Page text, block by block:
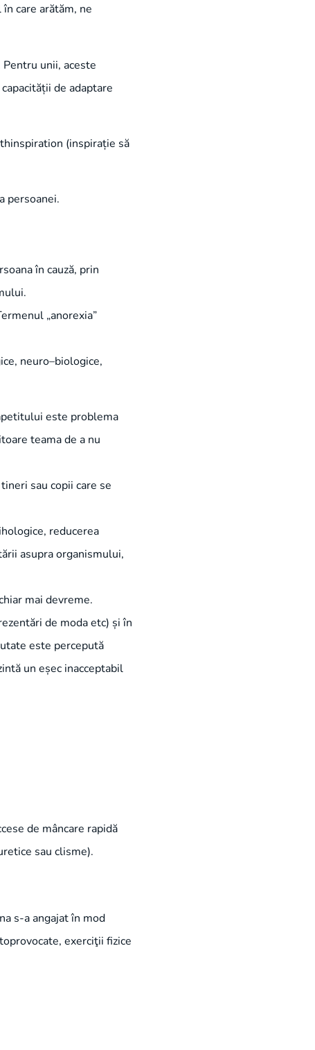
care arătăm, ne
unii, aceste
de adaptare
(inspirație să
persoanei.
în cauză, prin
„anorexia”
neuro–biologice,
este problema
teama de a nu
sau copii care se
reducerea
asupra organismului,
mai devreme.
de moda etc) și în
este percepută
un eșec inacceptabil
de mâncare rapidă
sau clisme).
s-a angajat în mod
exerciţii fizice